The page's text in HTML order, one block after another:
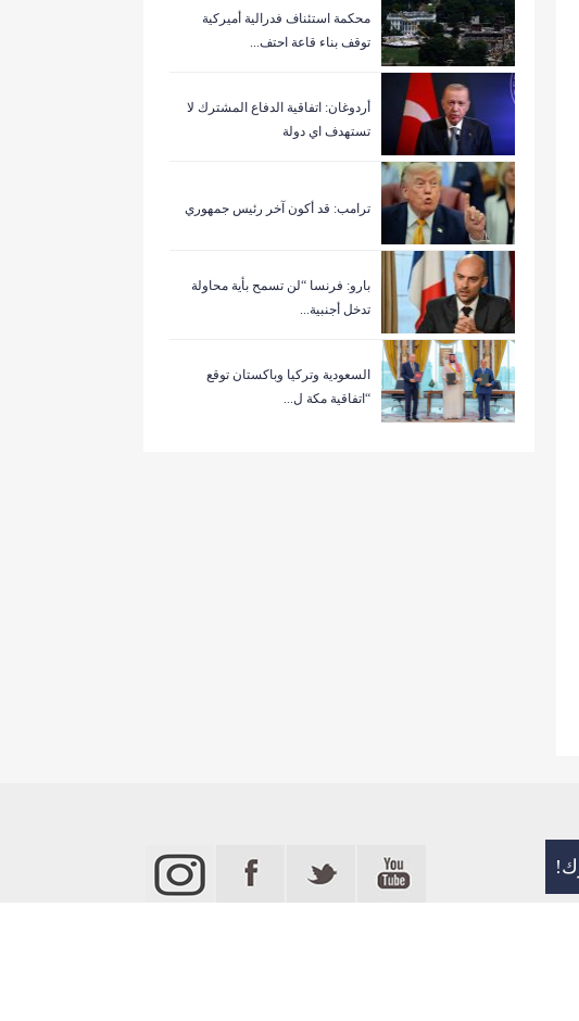
‏محكمة استئناف فدرالية أميركية
توقف بناء قاعة احتف...
أردوغان: اتفاقية الدفاع المشترك لا
تستهدف اي دولة
ترامب: قد أكون آخر رئيس جمهوري
بارو: فرنسا “لن تسمح بأية محاولة
تدخل أجنبية...
السعودية وتركيا وباكستان توقع
“اتفاقية مكة ل...